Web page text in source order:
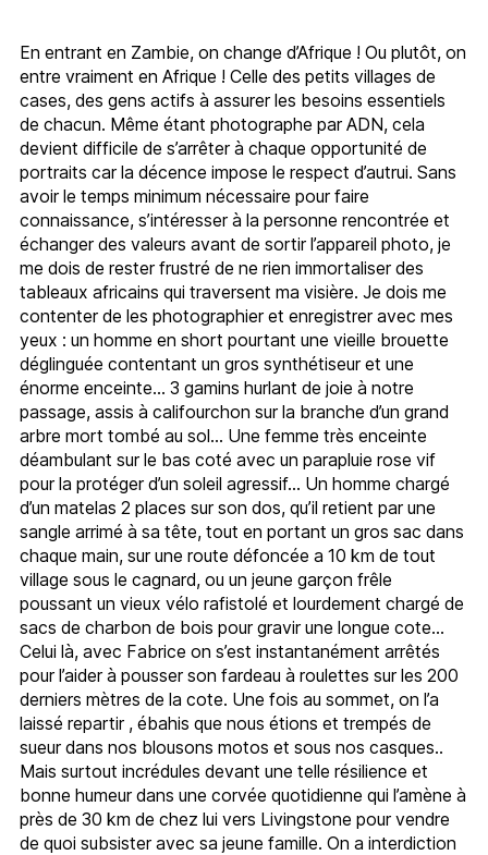
En entrant en Zambie, on change d’Afrique ! Ou plutôt, on
entre vraiment en Afrique ! Celle des petits villages de
cases, des gens actifs à assurer les besoins essentiels
de chacun. Même étant photographe par ADN, cela
devient difficile de s’arrêter à chaque opportunité de
portraits car la décence impose le respect d’autrui. Sans
avoir le temps minimum nécessaire pour faire
connaissance, s’intéresser à la personne rencontrée et
échanger des valeurs avant de sortir l’appareil photo, je
me dois de rester frustré de ne rien immortaliser des
tableaux africains qui traversent ma visière. Je dois me
contenter de les photographier et enregistrer avec mes
yeux : un homme en short pourtant une vieille brouette
déglinguée contentant un gros synthétiseur et une
énorme enceinte… 3 gamins hurlant de joie à notre
passage, assis à califourchon sur la branche d’un grand
arbre mort tombé au sol… Une femme très enceinte
déambulant sur le bas coté avec un parapluie rose vif
pour la protéger d’un soleil agressif… Un homme chargé
d’un matelas 2 places sur son dos, qu’il retient par une
sangle arrimé à sa tête, tout en portant un gros sac dans
chaque main, sur une route défoncée a 10 km de tout
village sous le cagnard, ou un jeune garçon frêle
poussant un vieux vélo rafistolé et lourdement chargé de
sacs de charbon de bois pour gravir une longue cote…
Celui là, avec Fabrice on s’est instantanément arrêtés
pour l’aider à pousser son fardeau à roulettes sur les 200
derniers mètres de la cote. Une fois au sommet, on l’a
laissé repartir , ébahis que nous étions et trempés de
sueur dans nos blousons motos et sous nos casques..
Mais surtout incrédules devant une telle résilience et
bonne humeur dans une corvée quotidienne qui l’amène à
près de 30 km de chez lui vers Livingstone pour vendre
de quoi subsister avec sa jeune famille. On a interdiction